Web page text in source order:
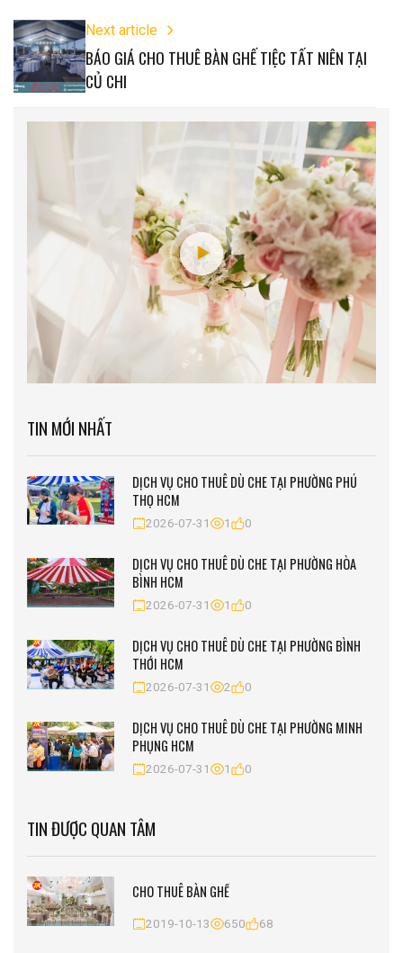
Next article
BÁO GIÁ CHO THUÊ BÀN GHẾ TIỆC TẤT NIÊN TẠI
CỦ CHI
TIN MỚI NHẤT
DỊCH VỤ CHO THUÊ DÙ CHE TẠI PHƯỜNG PHÚ
THỌ HCM
2026-07-31 1 0
DỊCH VỤ CHO THUÊ DÙ CHE TẠI PHƯỜNG HÒA
BÌNH HCM
2026-07-31 1 0
DỊCH VỤ CHO THUÊ DÙ CHE TẠI PHƯỜNG BÌNH
THỚI HCM
2026-07-31 2 0
DỊCH VỤ CHO THUÊ DÙ CHE TẠI PHƯỜNG MINH
PHỤNG HCM
2026-07-31 1 0
TIN ĐƯỢC QUAN TÂM
CHO THUÊ BÀN GHẾ
2019-10-13 650 68